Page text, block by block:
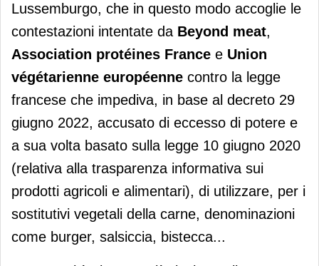
Lussemburgo, che in questo modo accoglie le
contestazioni intentate da Beyond meat,
Association protéines France e Union
végétarienne européenne contro la legge
francese che impediva, in base al decreto 29
giugno 2022, accusato di eccesso di potere e
a sua volta basato sulla legge 10 giugno 2020
(relativa alla trasparenza informativa sui
prodotti agricoli e alimentari), di utilizzare, per i
sostitutivi vegetali della carne, denominazioni
come burger, salsiccia, bistecca...